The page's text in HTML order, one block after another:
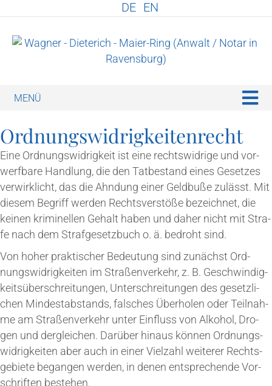
DE EN
Ord­nungs­wid­rig­kei­ten­recht
Eine Ord­nungs­wid­rig­keit ist eine rechts­wid­ri­ge und vor­
werf­ba­re Hand­lung, die den Tat­be­stand eines Geset­zes
ver­wirk­licht, das die Ahn­dung einer Geld­bu­ße zulässt. Mit
die­sem Begriff wer­den Rechts­ver­stö­ße bezeich­net, die
kei­nen kri­mi­nel­len Gehalt haben und daher nicht mit Stra­
fe nach dem Straf­ge­setz­buch o. ä. bedroht sind.
Von hoher prak­ti­scher Bedeu­tung sind zunächst Ord­
nungs­wid­rig­kei­ten im Stra­ßen­ver­kehr, z. B. Geschwin­dig­
keits­über­schrei­tun­gen, Unter­schrei­tun­gen des gesetz­li­
chen Min­dest­ab­stands, fal­sches Über­ho­len oder Teil­nah­
me am Stra­ßen­ver­kehr unter Ein­fluss von Alko­hol, Dro­
gen und der­glei­chen. Dar­über hin­aus kön­nen Ord­nungs­
wid­rig­kei­ten aber auch in einer Viel­zahl wei­te­rer Rechts­
ge­bie­te began­gen wer­den, in denen ent­spre­chen­de Vor­
schrif­ten bestehen.